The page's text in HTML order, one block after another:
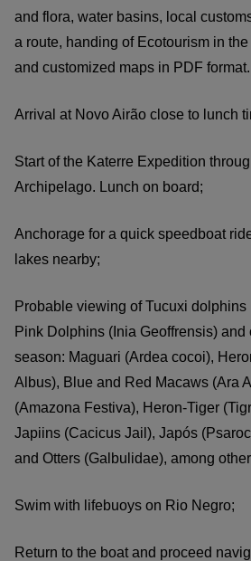
and flora, water basins, local
a route, handing of Ecotourism in
and customized maps in PDF format.
Arrival at Novo Airão close to lunch
Start of the Katerre Expedition
Archipelago. Lunch on board;
Anchorage for a quick speedboat
lakes nearby;
Probable viewing of Tucuxi
Pink Dolphins (Inia Geoffrensis) and
season: Maguari (Ardea cocoi),
Albus), Blue and Red Macaws (Ara
(Amazona Festiva), Heron-Tiger
Japiins (Cacicus Jail), Japós
and Otters (Galbulidae), among
Swim with lifebuoys on Rio Negro;
Return to the boat and proceed